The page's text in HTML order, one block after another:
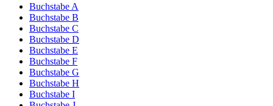
Buchstabe A
Buchstabe B
Buchstabe C
Buchstabe D
Buchstabe E
Buchstabe F
Buchstabe G
Buchstabe H
Buchstabe I